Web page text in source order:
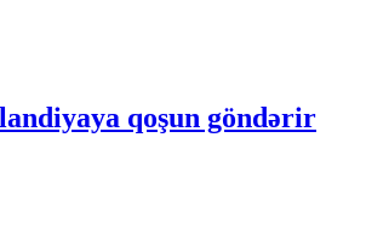
qoşun göndərir